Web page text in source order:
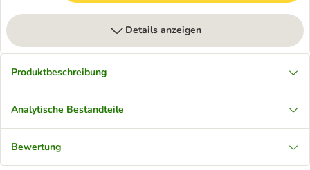
Details anzeigen
Produktbeschreibung
Analytische Bestandteile
Bewertung